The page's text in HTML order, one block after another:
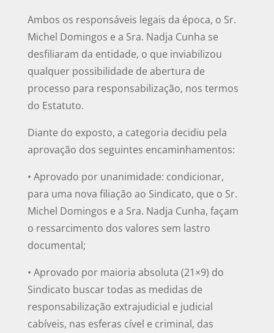
Ambos os responsáveis legais da época, o Sr.
Michel Domingos e a Sra. Nadja Cunha se
desfiliaram da entidade, o que inviabilizou
qualquer possibilidade de abertura de
processo para responsabilização, nos termos
do Estatuto.
Diante do exposto, a categoria decidiu pela
aprovação dos seguintes encaminhamentos:
• Aprovado por unanimidade: condicionar,
para uma nova filiação ao Sindicato, que o Sr.
Michel Domingos e a Sra. Nadja Cunha, façam
o ressarcimento dos valores sem lastro
documental;
• Aprovado por maioria absoluta (21×9) do
Sindicato buscar todas as medidas de
responsabilização extrajudicial e judicial
cabíveis, nas esferas cível e criminal, das